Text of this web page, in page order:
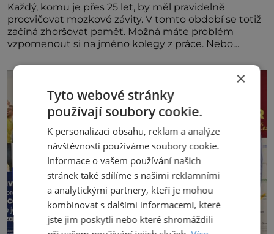
Každý, komu je přes 25 let, by měl pravidelně
procvičovat mozkové závity. V tomto období se totiž
začíná zhoršovat paměť. Možná máte problém
vzpomenout si na jméno kolegy z práce. Nebo
nedávno přečetli. Je to opravdu tak, s věkem jako
×
Tyto webové stránky
používají soubory cookie.
K personalizaci obsahu, reklam a analýze
návštěvnosti používáme soubory cookie.
Informace o vašem používání našich
stránek také sdílíme s našimi reklamními
a analytickými partnery, kteří je mohou
kombinovat s dalšími informacemi, které
jste jim poskytli nebo které shromáždili